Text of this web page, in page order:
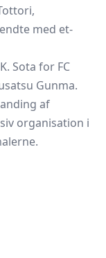
med et-
Sota for FC
Gunma.
af
organisation i